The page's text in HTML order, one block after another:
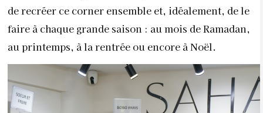
de recréer ce corner ensemble et, idéalement, de le
faire à chaque grande saison : au mois de Ramadan,
au printemps, à la rentrée ou encore à Noël.